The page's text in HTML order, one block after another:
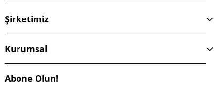
Şirketimiz
Kurumsal
Abone Olun!